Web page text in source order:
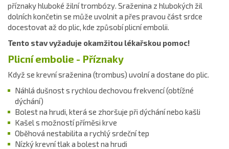
příznaky hluboké žilní trombózy. Sraženina z hlubokých žil
dolních končetin se může uvolnit a přes pravou část srdce
docestovat až do plic, kde způsobí plicní embolii.
Tento stav vyžaduje okamžitou lékařskou pomoc!
Plicní embolie - Příznaky
Když se krevní sraženina (trombus) uvolní a dostane do plic.
Náhlá dušnost s rychlou dechovou frekvencí (obtížné
dýchání)
Bolest na hrudi, která se zhoršuje při dýchání nebo kašli
Kašel s možností příměsi krve
Oběhová nestabilita a rychlý srdeční tep
Nízký krevní tlak a bolest na hrudi